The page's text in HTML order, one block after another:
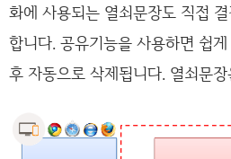
화에 사용되는 열쇠문장도 직접
합니다. 공유기능을 사용하면 쉽
후 자동으로 삭제됩니다. 열쇠문